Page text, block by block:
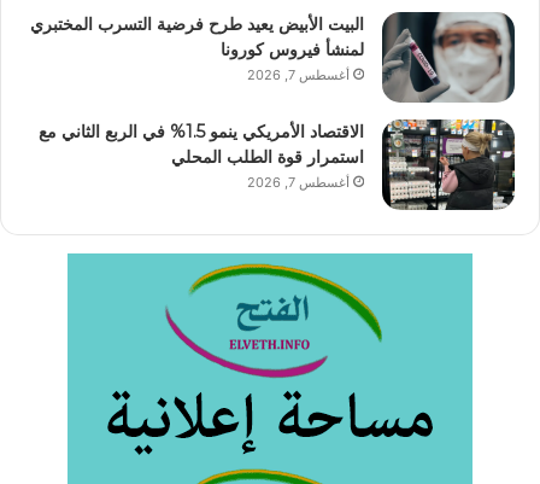
البيت الأبيض يعيد طرح فرضية التسرب المختبري
لمنشأ فيروس كورونا
أغسطس 7, 2026
الاقتصاد الأمريكي ينمو 1.5% في الربع الثاني مع
استمرار قوة الطلب المحلي
أغسطس 7, 2026